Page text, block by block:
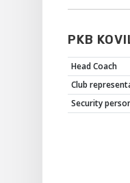
PKB
Head Coach
Club
Security